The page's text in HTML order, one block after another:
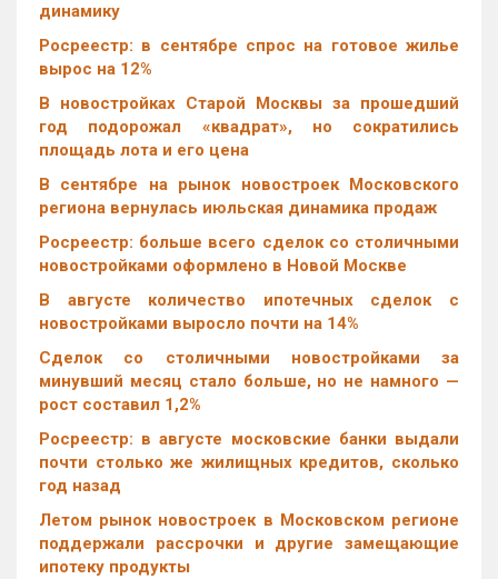
динамику
Росреестр: в сентябре спрос на готовое жилье
вырос на 12%
В новостройках Старой Москвы за прошедший
год подорожал «квадрат», но сократились
площадь лота и его цена
В сентябре на рынок новостроек Московского
региона вернулась июльская динамика продаж
Росреестр: больше всего сделок со столичными
новостройками оформлено в Новой Москве
В августе количество ипотечных сделок с
новостройками выросло почти на 14%
Cделок со столичными новостройками за
минувший месяц стало больше, но не намного —
рост составил 1,2%
Росреестр: в августе московские банки выдали
почти столько же жилищных кредитов, сколько
год назад
Летом рынок новостроек в Московском регионе
поддержали рассрочки и другие замещающие
ипотеку продукты